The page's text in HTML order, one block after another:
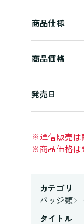
商品仕様
商品価格
発売日
※通信販売は
※商品価格は
カテゴリ
バッジ類
タイトル